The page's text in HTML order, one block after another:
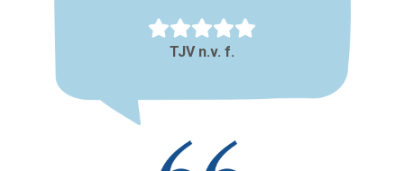
TJV n.v. f.